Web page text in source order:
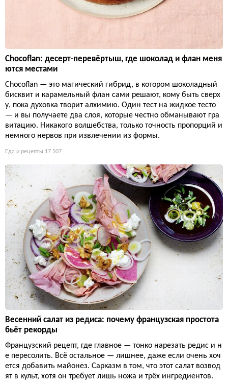
Chocoflan: десерт-перевёртыш, где шоколад и флан меня
ются местами
Chocoflan — это магический гибрид, в котором шоколадный
бисквит и карамельный флан сами решают, кому быть сверх
у, пока духовка творит алхимию. Один тест на жидкое тесто
— и вы получаете два слоя, которые честно обманывают гра
витацию. Никакого волшебства, только точность пропорций и
немного нервов при извлечении из формы.
Еда и рецепты 17 507
Весенний салат из редиса: почему французская простота
бьёт рекорды
Французский рецепт, где главное — тонко нарезать редис и н
е пересолить. Всё остальное — лишнее, даже если очень хоч
ется добавить майонез. Сарказм в том, что этот салат возвод
ят в культ, хотя он требует лишь ножа и трёх ингредиентов.